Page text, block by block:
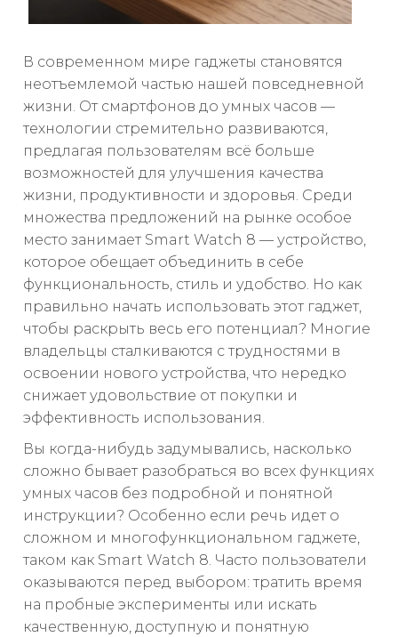
В современном мире гаджеты становятся
неотъемлемой частью нашей повседневной
жизни. От смартфонов до умных часов —
технологии стремительно развиваются,
предлагая пользователям всё больше
возможностей для улучшения качества
жизни, продуктивности и здоровья. Среди
множества предложений на рынке особое
место занимает Smart Watch 8 — устройство,
которое обещает объединить в себе
функциональность, стиль и удобство. Но как
правильно начать использовать этот гаджет,
чтобы раскрыть весь его потенциал? Многие
владельцы сталкиваются с трудностями в
освоении нового устройства, что нередко
снижает удовольствие от покупки и
эффективность использования.
Вы когда-нибудь задумывались, насколько
сложно бывает разобраться во всех функциях
умных часов без подробной и понятной
инструкции? Особенно если речь идет о
сложном и многофункциональном гаджете,
таком как Smart Watch 8. Часто пользователи
оказываются перед выбором: тратить время
на пробные эксперименты или искать
качественную, доступную и понятную